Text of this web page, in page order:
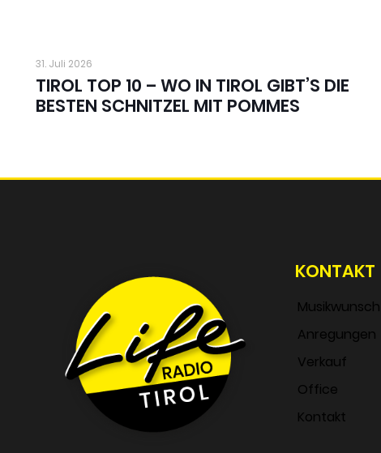
31. Juli 2026
TIROL TOP 10 – WO IN TIROL GIBT’S DIE
BESTEN SCHNITZEL MIT POMMES
KONTAKT
Musikwunsch
Anregungen
Verkauf
Office
Kontakt